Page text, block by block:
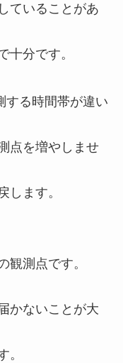
ていることがあ
十分です。
する時間帯が違い
点を増やしませ
します。
観測点です。
かないことが大
。